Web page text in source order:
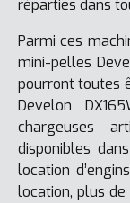
réparties dans
Parmi ces
mini-pelles
pourront toutes
Develon
chargeuses
disponibles
location
location, plus